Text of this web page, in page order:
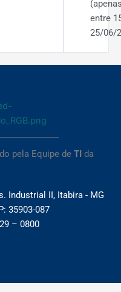
entre
25/06/
pela Equipe de TI da
Industrial II, Itabira - MG
35903-087
– 0800